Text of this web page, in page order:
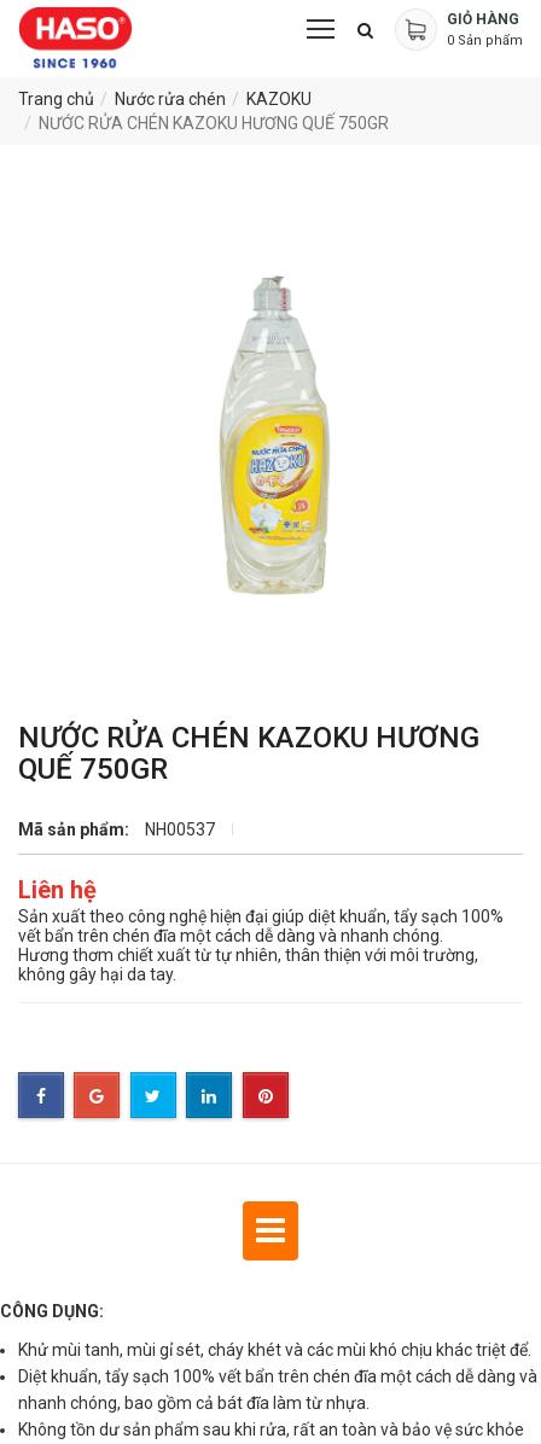
GIỎ HÀNG
0 Sản phẩm
Trang chủ Nước rửa chén
KAZOKU
NƯỚC RỬA CHÉN KAZOKU HƯƠNG QUẾ 750GR
NƯỚC RỬA CHÉN KAZOKU HƯƠNG
QUẾ 750GR
Mã sản phẩm: NH00537
Liên hệ
Sản xuất theo công nghệ hiện đại giúp diệt khuẩn, tẩy sạch 100%
vết bẩn trên chén đĩa một cách dễ dàng và nhanh chóng.
Hương thơm chiết xuất từ tự nhiên, thân thiện với môi trường,
không gây hại da tay.
CÔNG DỤNG:
Khử mùi tanh, mùi gỉ sét, cháy khét và các mùi khó chịu khác triệt để.
Diệt khuẩn, tẩy sạch 100% vết bẩn trên chén đĩa một cách dễ dàng và
nhanh chóng, bao gồm cả bát đĩa làm từ nhựa.
Không tồn dư sản phẩm sau khi rửa, rất an toàn và bảo vệ sức khỏe